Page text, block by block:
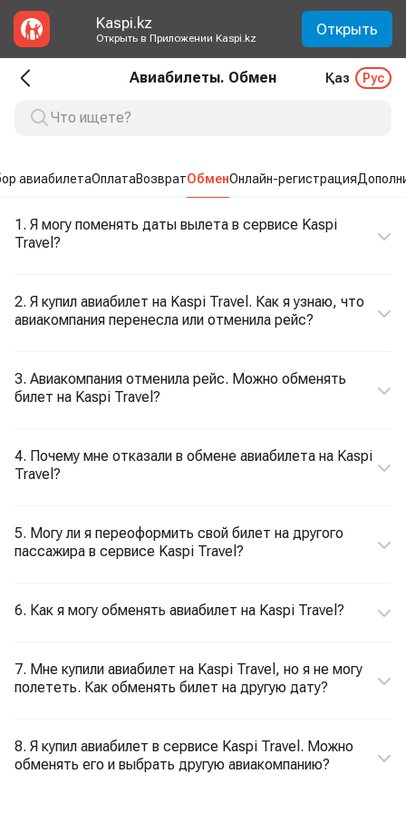
Kaspi.kz
Открыть в Приложении Kaspi.kz Открыть
Авиабилеты. Обмен Қаз Рус
авиабилетаОплатаВозвратОбменОнлайн-регистрация
1. Я могу поменять даты вылета в сервисе Kaspi
Travel?
2. Я купил авиабилет на Kaspi Travel. Как я узнаю, что
авиакомпания перенесла или отменила рейс?
3. Авиакомпания отменила рейс. Можно обменять
билет на Kaspi Travel?
4. Почему мне отказали в обмене авиабилета на Kaspi
Travel?
5. Могу ли я переоформить свой билет на другого
пассажира в сервисе Kaspi Travel?
6. Как я могу обменять авиабилет на Kaspi Travel?
7. Мне купили авиабилет на Kaspi Travel, но я не могу
полететь. Как обменять билет на другую дату?
8. Я купил авиабилет в сервисе Kaspi Travel. Можно
обменять его и выбрать другую авиакомпанию?